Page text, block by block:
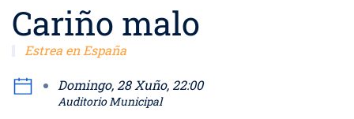
Cariño malo
Estrea en España
Domingo, 28 Xuño, 22:00
Auditorio Municipal